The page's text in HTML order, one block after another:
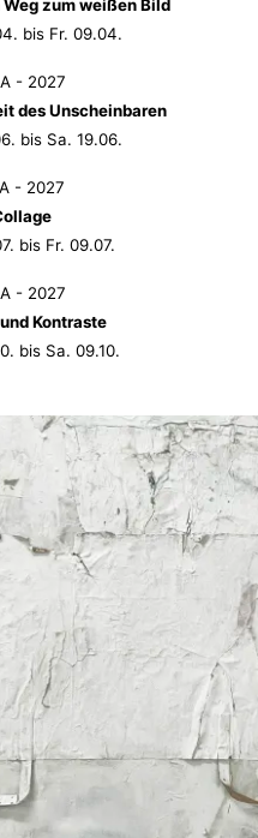
zum weißen Bild
bis Fr. 09.04.
- 2027
des Unscheinbaren
bis Sa. 19.06.
- 2027
bis Fr. 09.07.
- 2027
Kontraste
bis Sa. 09.10.